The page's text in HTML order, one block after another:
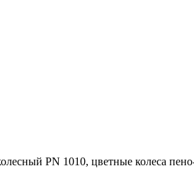
PN 1010, цветные колеса